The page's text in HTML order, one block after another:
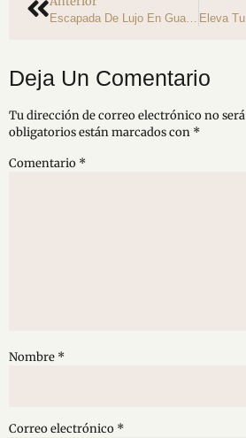
Escapada De Lujo En Guatapé: Glamping Con Toque Exclusivo
Deja Un Comentario
Tu dirección de correo electrónico no
obligatorios están marcados con *
Comentario *
Nombre *
Correo electrónico *